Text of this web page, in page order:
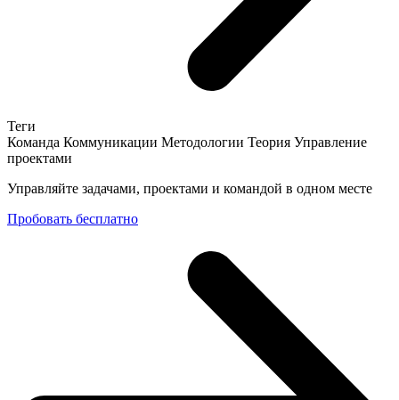
Теги
Команда Коммуникации Методологии Теория Управление
проектами
Управляйте задачами, проектами и командой в одном месте
Пробовать бесплатно